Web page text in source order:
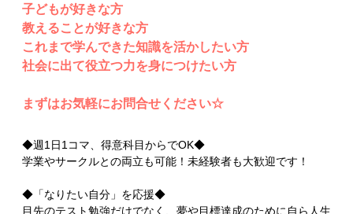
子どもが好きな方
教えることが好きな方
これまで学んできた知識を活かしたい方
社会に出て役立つ力を身につけたい方
まずはお気軽にお問合せください☆
◆週1日1コマ、得意科目からでOK◆
学業やサークルとの両立も可能！未経験者も大歓迎です！
◆「なりたい自分」を応援◆
目先のテスト勉強だけでなく、夢や目標達成のために自ら人生